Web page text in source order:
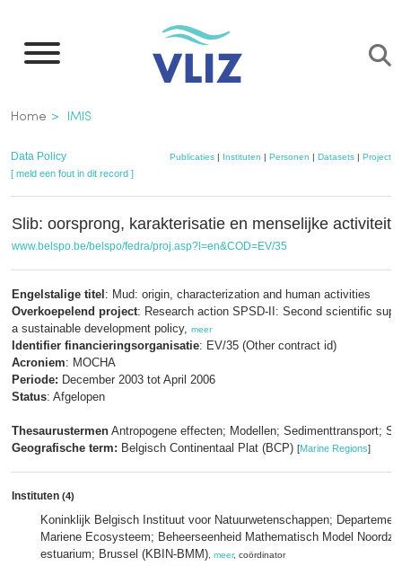
naar
inhoud
gaan
Kruimelpad
Home IMIS
Data Policy Publicaties | Instituten | Personen | Datasets | Projecten
[ meld een fout in dit record ]
Slib: oorsprong, karakterisatie en menselijke
www.belspo.be/belspo/fedra/proj.asp?l=en&COD=EV/35
Engelstalige titel : Mud: origin, characterization and human activities
Overkoepelend project: Research action SPSD-II: Second scientific
a sustainable development policy, meer
Identifier financieringsorganisatie: EV/35 (Other contract id)
Acroniem: MOCHA
Periode: December 2003 tot April 2006
Status: Afgelopen
Thesaurustermen Antropogene effecten; Modellen; Sedimenttransport;
Geografische term: Belgisch Continentaal Plat (BCP) [Marine Regions]
Instituten (4)
Koninklijk Belgisch Instituut voor Natuurwetenschappen;
Mariene Ecosysteem; Beheerseenheid Mathematisch Model
estuarium; Brussel (KBIN-BMM) meer, coördinator